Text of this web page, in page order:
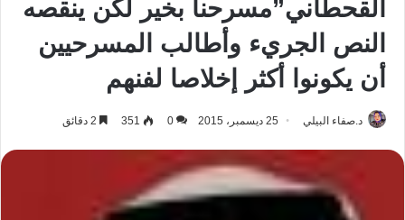
القحطاني”مسرحنا بخير لكن ينقصه
النص الجريء وأطالب المسرحيين
أن يكونوا أكثر إخلاصا لفنهم
د.صفاء البيلي 25 ديسمبر، 2015 0
351